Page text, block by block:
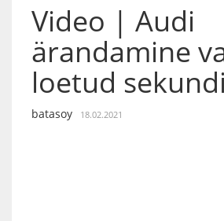
Video | Audi
ärandamine
loetud
batasoy 18.02.2021